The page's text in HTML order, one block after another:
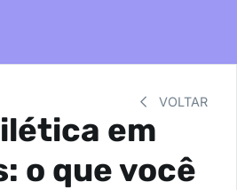
VOLTAR
em
o que você